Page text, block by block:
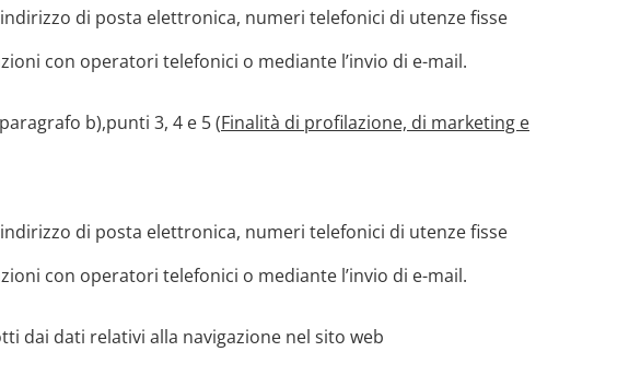
di posta elettronica, numeri telefonici di utenze fisse
con operatori telefonici o mediante l’invio di e-mail.
b),punti 3, 4 e 5 (Finalità di profilazione, di marketing e
di posta elettronica, numeri telefonici di utenze fisse
con operatori telefonici o mediante l’invio di e-mail.
dai dati relativi alla navigazione nel sito web